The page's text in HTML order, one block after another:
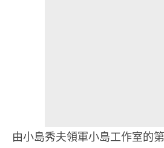
由小島秀夫領軍小島工作室的